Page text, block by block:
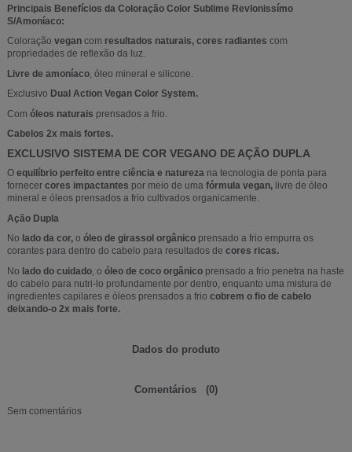
Principais Benefícios da Coloração Color Sublime Revlonissímo
S/Amoníaco:
Coloração vegan com resultados naturais, cores radiantes com
propriedades de reflexão da luz.
Livre de amoníaco , óleo mineral e silicone.
Exclusivo Dual Action Vegan Color System.
Com óleos naturais prensados ​​a frio.
Cabelos 2x mais fortes.
EXCLUSIVO SISTEMA DE COR VEGANO DE AÇÃO DUPLA
O equilíbrio perfeito entre ciência e natureza na tecnologia de ponta para
fornecer cores impactantes por meio de uma fórmula vegan, livre de óleo
mineral e óleos prensados ​​a frio cultivados organicamente.
Ação Dupla
No lado da cor, o óleo de girassol orgânico prensado a frio empurra os
corantes para dentro do cabelo para resultados de cores ricas.
No lado do cuidado, o óleo de coco orgânico prensado a frio penetra na haste
do cabelo para nutri-lo profundamente por dentro, enquanto uma mistura de
ingredientes capilares e óleos prensados ​​a frio cobrem o fio de cabelo
deixando-o 2x mais forte.
Dados do produto
Comentários (0)
Sem comentários